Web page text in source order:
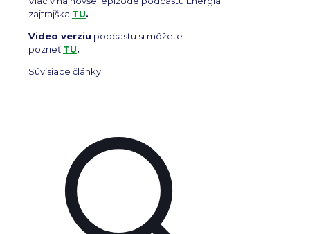
zajtrajška TU.
Video verziu podcastu si môžete
pozrieť TU.
Súvisiace články